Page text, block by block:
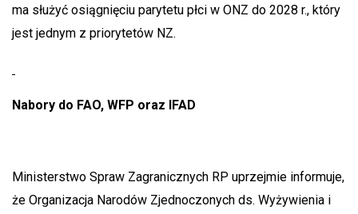
ma służyć osiągnięciu parytetu płci w ONZ do 2028 r., który
jest jednym z priorytetów NZ.
Nabory do FAO, WFP oraz IFAD
Ministerstwo Spraw Zagranicznych RP uprzejmie informuje,
że Organizacja Narodów Zjednoczonych ds. Wyżywienia i